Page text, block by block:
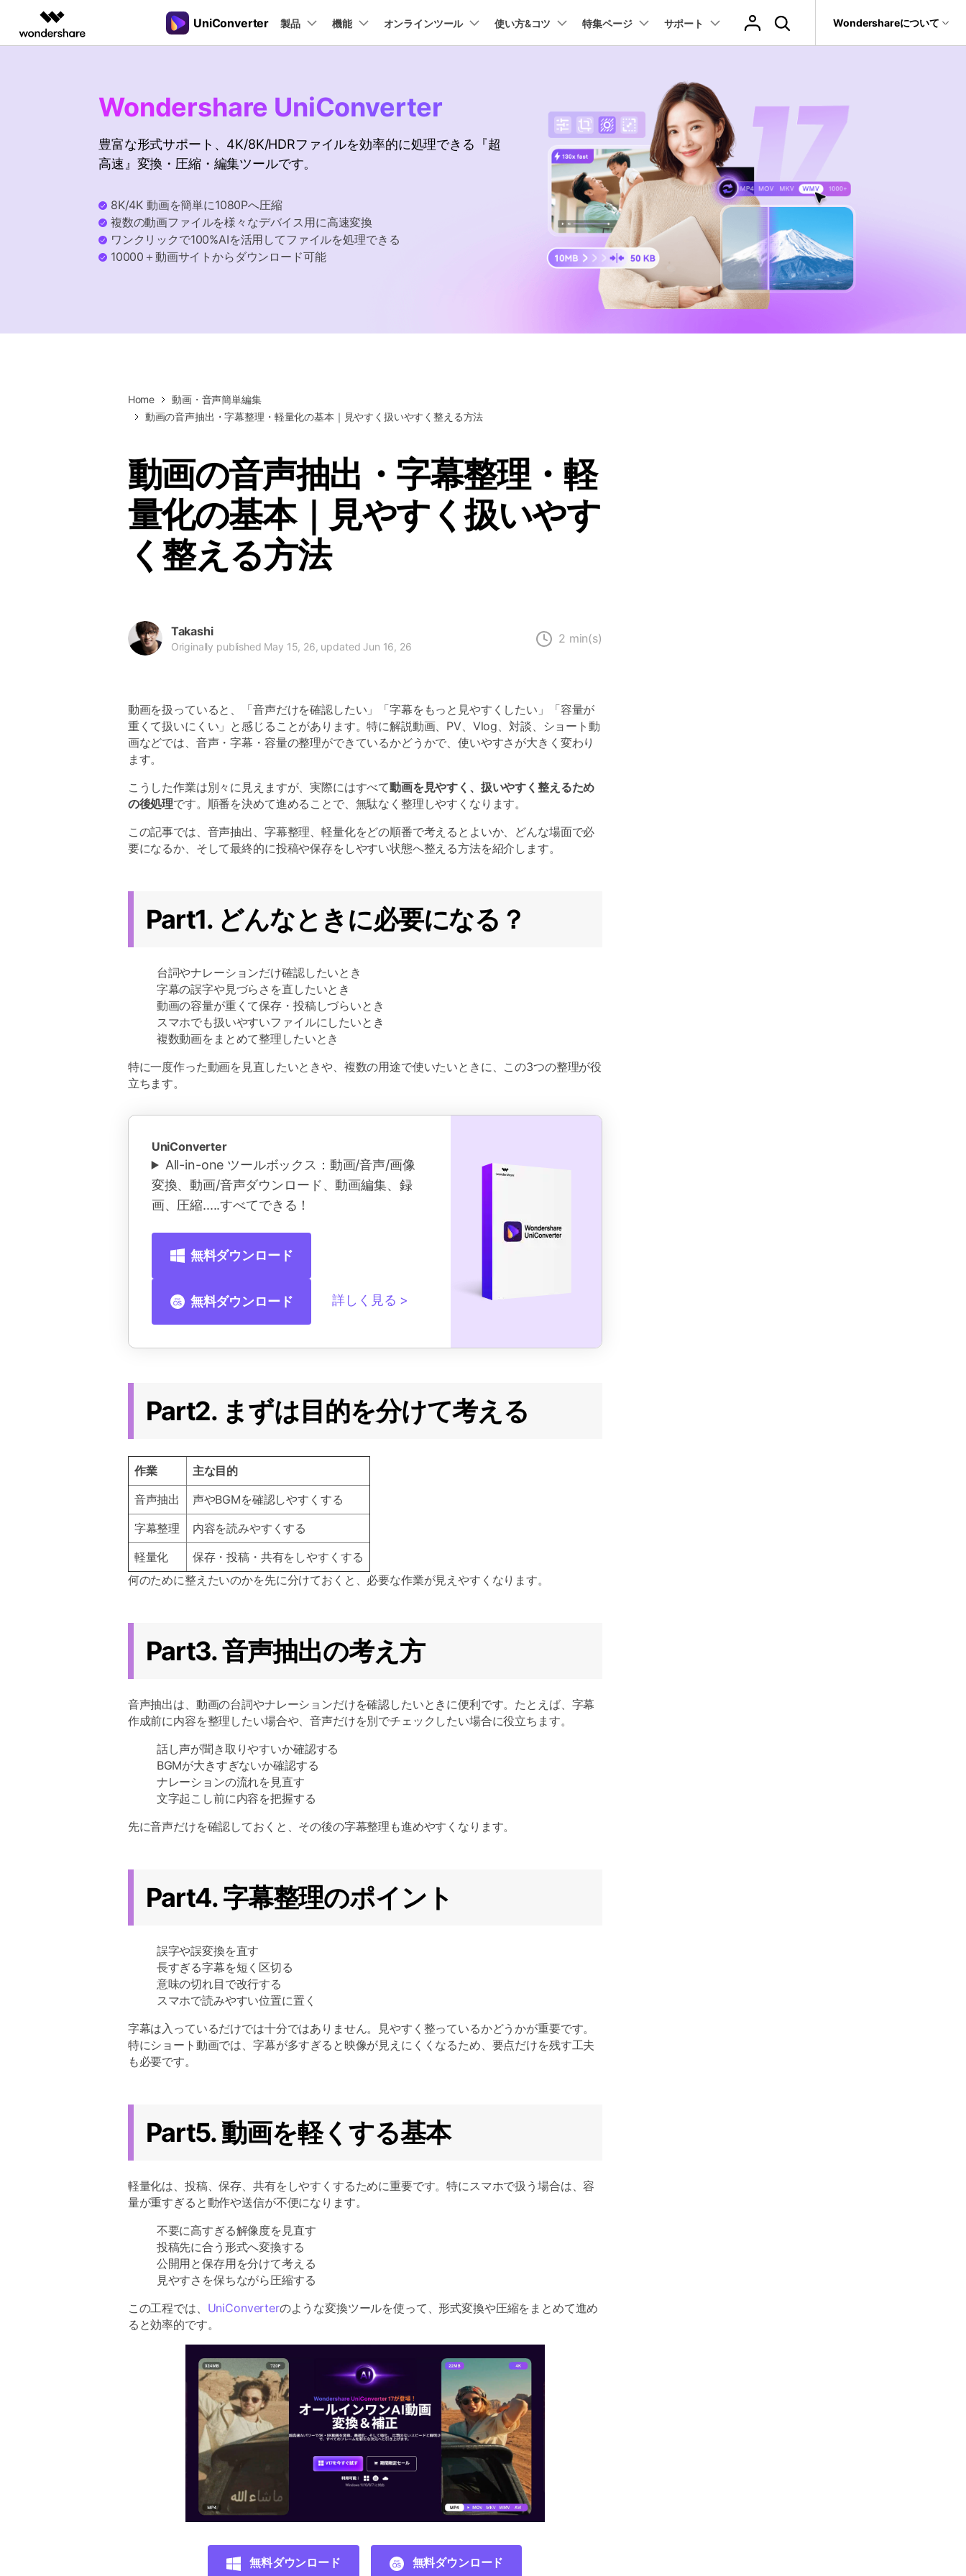
製品
オールインワンAI生成プラットフォーム
EdrawMax
EdrawMind
マインドマップソフト
PDFelement
PDFelement Cloud
データ復元・バックアップ
Recoverit
データ復元ソフト
Repairit
動画・写真・ファイル修復ソフト
Dr.Fone
スマートフォン管理ソフト
MobileTrans
スマホ間のデータ転送ソフト
FamiSafe
子供の安全を守るアプリ
パートナープログラム
Wondershareについて
法人・教育・パートナー
学生・教員向け
代理店募集
PDFelement EdrawMind
EdrawMax
Filmora
UniConverter
データ復元・転送
Dr.Fone
Recoverit
企業情報
お問い合わせ
プラン＆価格 サポート Wondershareについて
UniConverter 製品
UniConverter Windows版
UniConverter Mac版
機能
音声をテキストに
音声ファイルや動画ファイルを正
様々なデバイス用に高速変換
Hot
AI動画補正 > AI 画像補正 >
テキスト読み上げ > シーン検出 >
透かし編集 >
>
ボイスチェンジャー
音声/動画
動画・音声変換 > プレーヤー >
動画・音声圧縮 > 動画・音声結合 >
動画・音声編集 > 音声をテキストに >
その他の機能 > 録画・録音 >
DVD・CD作成 >
オンラインツール
オンライン動画変換ツール
動画・音声・画像の無料変換
Hot
使い方&コツ
操作ガイド
Macユーザー向け
動画関連のコツ
動画・音楽変換
動画ダウンロード
動画圧縮
もっと見る >>
特集ページ
多機能ビデオ処理ソフト
教育現場で活用
YouTube関連
活用シーン
サポート
バージョン履歴
Wondershare UniConverter
豊富な形式サポート、4K/8K/HDRファイルを効率的に処理できる『超
高速』変換・圧縮・編集ツールです。
8K/4K 動画を簡単に1080Pへ圧縮
複数の動画ファイルを様々なデバイス用に高速変換
ワンクリックで100%AIを活用してファイルを処理できる
10000＋動画サイトからダウンロード可能
Home
動画・音声簡単編集
動画の音声抽出・字幕整理・軽量化の基本｜見やすく扱いやすく整える方法
動画の音声抽出・字幕整理・軽
量化の基本｜見やすく扱いやす
く整える方法
Takashi
Originally published May 15, 26, updated Jun 16, 26
2 min(s)
動画を扱っていると、「音声だけを確認したい」「字幕をもっと見やすくしたい」「容量が
重くて扱いにくい」と感じることがあります。特に解説動画、PV、Vlog、対談、ショート動
画などでは、音声・字幕・容量の整理ができているかどうかで、使いやすさが大きく変わり
ます。
こうした作業は別々に見えますが、実際にはすべて動画を見やすく、扱いやすく整えるため
の後処理です。順番を決めて進めることで、無駄なく整理しやすくなります。
この記事では、音声抽出、字幕整理、軽量化をどの順番で考えるとよいか、どんな場面で必
要になるか、そして最終的に投稿や保存をしやすい状態へ整える方法を紹介します。
Part1. どんなときに必要になる？
台詞やナレーションだけ確認したいとき
字幕の誤字や見づらさを直したいとき
動画の容量が重くて保存・投稿しづらいとき
スマホでも扱いやすいファイルにしたいとき
複数動画をまとめて整理したいとき
特に一度作った動画を見直したいときや、複数の用途で使いたいときに、この3つの整理が役
立ちます。
UniConverter
All-in-one ツールボックス：動画/音声/画像
変換、動画/音声ダウンロード、動画編集、録
画、圧縮.....すべてできる！
無料ダウンロード
無料ダウンロード 詳しく見る
Part2. まずは目的を分けて考える
作業
主な目的
音声抽出
声やBGMを確認しやすくする
字幕整理
内容を読みやすくする
軽量化
保存・投稿・共有をしやすくする
何のために整えたいのかを先に分けておくと、必要な作業が見えやすくなります。
Part3. 音声抽出の考え方
音声抽出は、動画の台詞やナレーションだけを確認したいときに便利です。たとえば、字幕
作成前に内容を整理したい場合や、音声だけを別でチェックしたい場合に役立ちます。
話し声が聞き取りやすいか確認する
BGMが大きすぎないか確認する
ナレーションの流れを見直す
文字起こし前に内容を把握する
先に音声だけを確認しておくと、その後の字幕整理も進めやすくなります。
Part4. 字幕整理のポイント
誤字や誤変換を直す
長すぎる字幕を短く区切る
意味の切れ目で改行する
スマホで読みやすい位置に置く
字幕は入っているだけでは十分ではありません。見やすく整っているかどうかが重要です。
特にショート動画では、字幕が多すぎると映像が見えにくくなるため、要点だけを残す工夫
も必要です。
Part5. 動画を軽くする基本
軽量化は、投稿、保存、共有をしやすくするために重要です。特にスマホで扱う場合は、容
量が重すぎると動作や送信が不便になります。
不要に高すぎる解像度を見直す
投稿先に合う形式へ変換する
公開用と保存用を分けて考える
見やすさを保ちながら圧縮する
この工程では、 UniConverterのような変換ツールを使って、形式変換や圧縮をまとめて進め
ると効率的です。
無料ダウンロード 無料ダウンロード